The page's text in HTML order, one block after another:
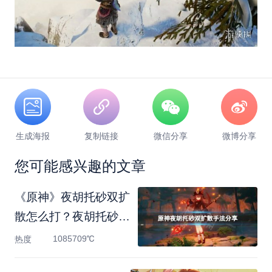
生成海报 复制链接 微信分享 微博分享
您可能感兴趣的文章
《原神》夜胡托砂双扩
散怎么打？夜胡托砂双
扩
热度 1085709℃